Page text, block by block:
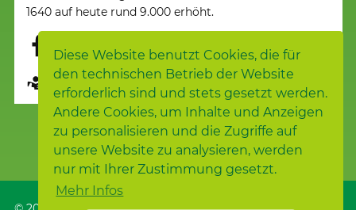
Diese Website benutzt Cookies, die für
den technischen Betrieb der Website
erforderlich sind und stets gesetzt werden.
Andere Cookies, um Inhalte und Anzeigen
zu personalisieren und die Zugriffe auf
unsere Website zu analysieren, werden
nur mit Ihrer Zustimmung gesetzt.
Mehr Infos
1640 auf heute rund 9.000 erhöht.
Seite übersetzen